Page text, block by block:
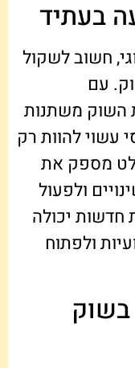
בעתיד
חשוב לשקול
עם
השוק משתנות
עשוי להוות רק
מספק את
ולפעול
חדשות יכולה
ולפתוח